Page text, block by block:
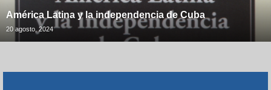
América Latina y la independencia de Cuba
20 agosto, 2024